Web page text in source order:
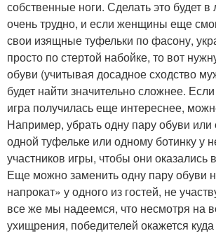
собственные ноги. Сделать это будет
очень трудно, и если женщины еще
свои изящные туфельки по фасону,
просто по стертой набойке, то вот
обуви (учитывая досадное сходство
будет найти значительно сложнее.
игра получилась еще интереснее,
Например, убрать одну пару обуви или
одной туфельке или одному ботинку у
участников игры, чтобы они оказались
Еще можно заменить одну пару обуви
напрокат» у одного из гостей, не
все же мы надеемся, что несмотря на
ухищрения, победителей окажется